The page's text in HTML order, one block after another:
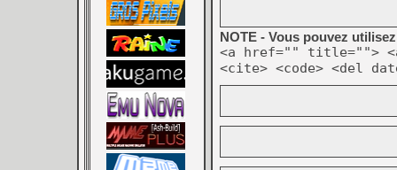
NOTE - Vous pouvez
<a href="" title="">
<cite> <code> <del